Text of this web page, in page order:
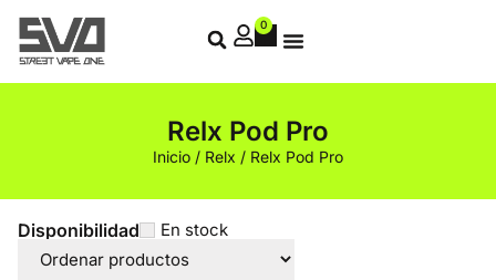
0
Relx Pod Pro
Inicio / Relx / Relx Pod Pro
Disponibilidad En stock